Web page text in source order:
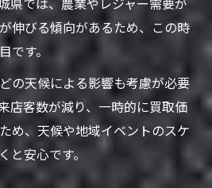
伸びる傾向があるため、この時
です。
の天候による影響も考慮が必要
店客数が減り、一時的に買取価
め、天候や地域イベントのスケ
と安心です。